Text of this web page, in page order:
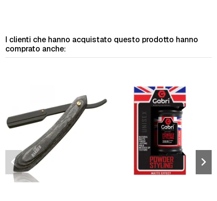
I clienti che hanno acquistato questo prodotto hanno
comprato anche: